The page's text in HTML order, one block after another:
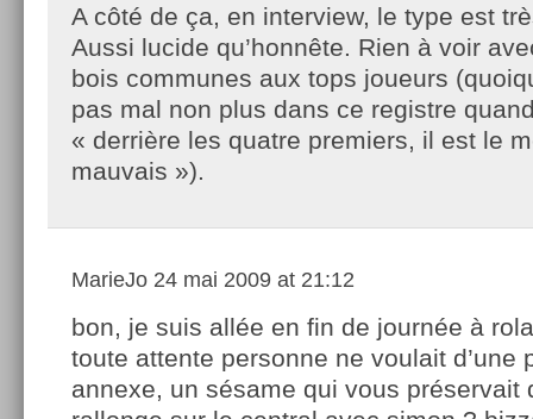
A côté de ça, en interview, le type est
Aussi lucide qu’honnête. Rien à voir
bois communes aux tops joueurs
pas mal non plus dans ce registre
« derrière les quatre premiers, il est le
mauvais »).
MarieJo 24 mai 2009 at 21:12
bon, je suis allée en fin de journée à
toute attente personne ne voulait d’une
annexe, un sésame qui vous préservait